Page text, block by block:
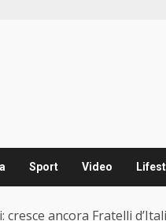
Sport Video
ancora Fratelli